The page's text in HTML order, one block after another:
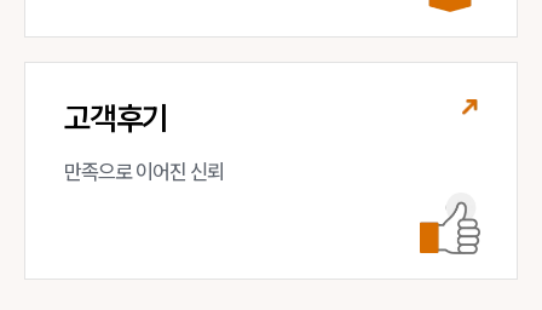
고객후기
만족으로 이어진 신뢰